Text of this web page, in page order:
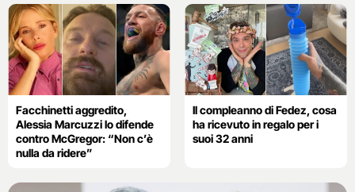
Facchinetti aggredito,
Alessia Marcuzzi lo difende
contro McGregor: “Non c’è
nulla da ridere”
Il compleanno di Fedez, cosa
ha ricevuto in regalo per i
suoi 32 anni